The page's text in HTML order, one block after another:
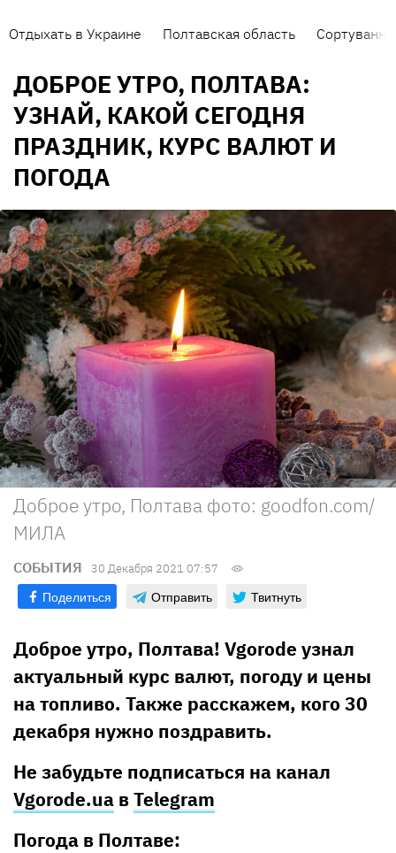
Отдыхать в Украине Полтавская область Сортування
ДОБРОЕ УТРО, ПОЛТАВА:
УЗНАЙ, КАКОЙ СЕГОДНЯ
ПРАЗДНИК, КУРС ВАЛЮТ И
ПОГОДА
Доброе утро, Полтава фото: goodfon.com/
МИЛА
СОБЫТИЯ 30 Декабря 2021 07:57
Поделиться Отправить Твитнуть
Доброе утро, Полтава! Vgorode узнал
актуальный курс валют, погоду и цены
на топливо. Также расскажем, кого 30
декабря нужно поздравить.
Не забудьте подписаться на канал
Vgorode.ua вTelegram
Погода в Полтаве: